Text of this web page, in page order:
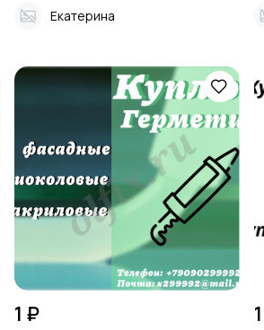
Екатерина
1 ₽